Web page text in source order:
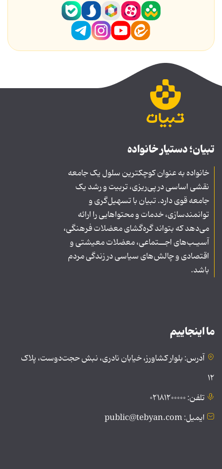
تبیان؛ دستیار خانواده
خانواده به عنوان کوچکترین سلول یک جامعه
نقشی اساسی در پی‌ریزی، تربیت و رشد یک
جامعه قوی دارد. تبیان با تسهیل‌گری و
توانمندسازی، خدمات و محتواهایی را ارائه
می‌دهد که بتواند گره‌گشای معضلات فرهنگی،
آسیـب‌های اجــتماعی، معضلات معیشتی و
اقتصادی و چالش‌های سیاسی در زندگی مردم
باشد.
ما اینجاییم
آدرس: بلوار کشاورز، خیابان نادری، نبش حجت‌دوست، پلاک
۱۲
تلفن: ۰۲۱۸۱۲۰۰۰۰۰
ایمیل: public@tebyan.com